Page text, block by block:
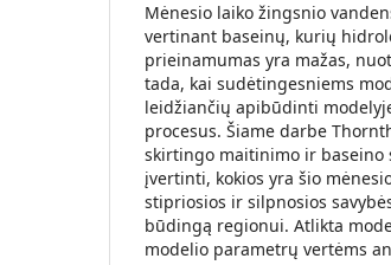
Mėnesio laiko žingsnio
vertinant baseinų, kurių
prieinamumas yra mažas,
tada, kai sudėtingesniems
leidžiančių apibūdinti
procesus. Šiame darbe
skirtingo maitinimo ir baseino
įvertinti, kokios yra šio
stipriosios ir silpnosios
būdingą regionui. Atlikta
modelio parametrų vertėms